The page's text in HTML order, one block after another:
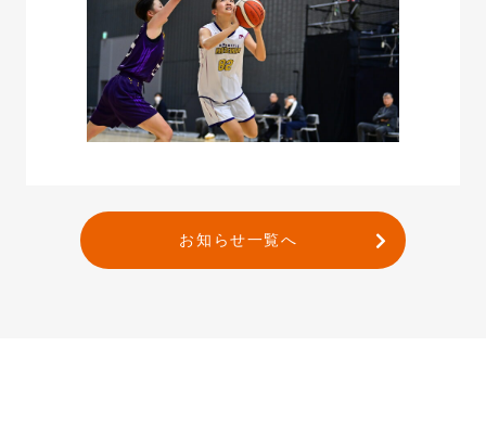
お知らせ一覧へ